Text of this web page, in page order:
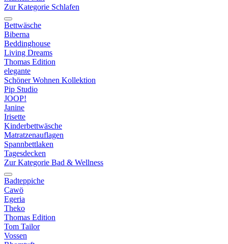
Zur Kategorie Schlafen
Bettwäsche
Biberna
Beddinghouse
Living Dreams
Thomas Edition
elegante
Schöner Wohnen Kollektion
Pip Studio
JOOP!
Janine
Irisette
Kinderbettwäsche
Matratzenauflagen
Spannbettlaken
Tagesdecken
Zur Kategorie Bad & Wellness
Badteppiche
Cawö
Egeria
Theko
Thomas Edition
Tom Tailor
Vossen